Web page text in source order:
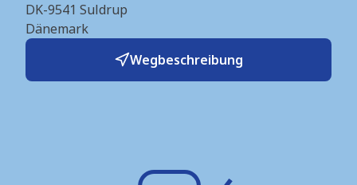
DK-9541 Suldrup
Dänemark
Wegbeschreibung